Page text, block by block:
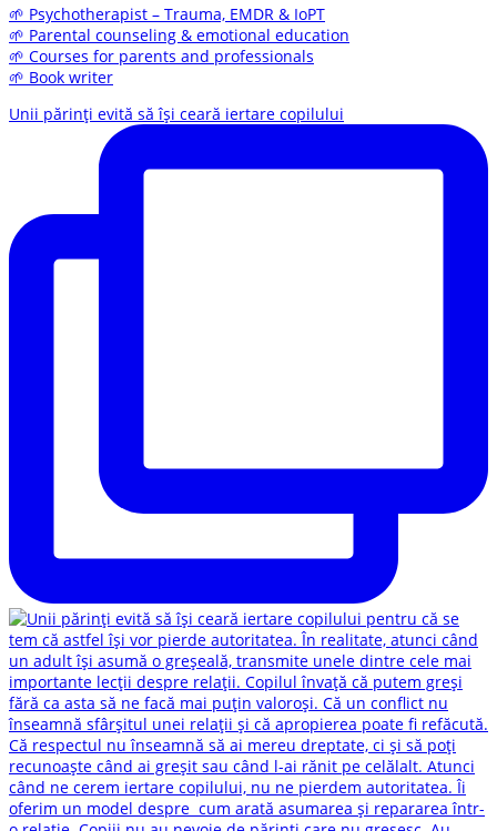
🌱 Psychotherapist – Trauma, EMDR & IoPT
🌱 Parental counseling & emotional education
🌱 Courses for parents and professionals
🌱 Book writer
Unii părinți evită să își ceară iertare copilului